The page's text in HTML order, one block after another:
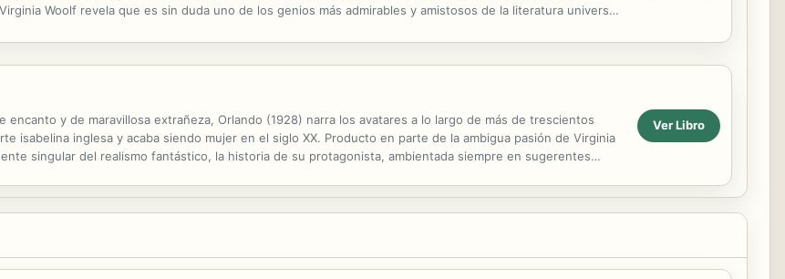
Woolf revela que es sin duda uno de los genios más admirables y amistosos de la literatura universal.
encanto y de maravillosa extrañeza, Orlando (1928) narra los avatares a lo largo de más de trescientos
isabelina inglesa y acaba siendo mujer en el siglo XX. Producto en parte de la ambigua pasión de Virginia
singular del realismo fantástico, la historia de su protagonista, ambientada siempre en sugerentes
Ver Libro